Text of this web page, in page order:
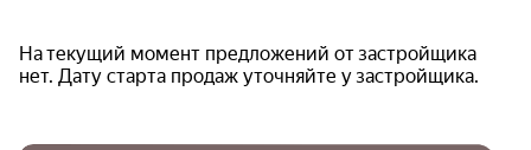
На текущий момент предложений от застройщика
нет. Дату старта продаж уточняйте у застройщика.